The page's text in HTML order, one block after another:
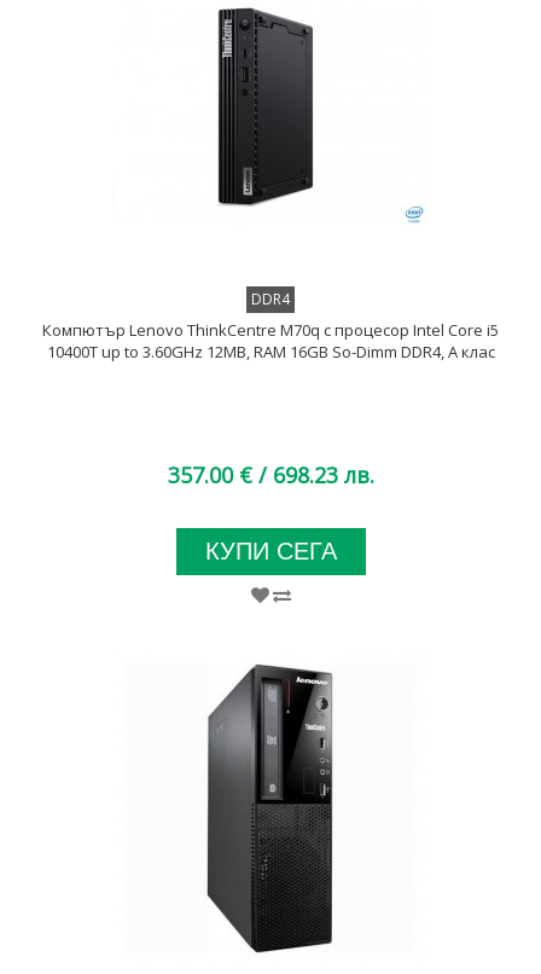
DDR4
Компютър Lenovo ThinkCentre M70q с процесор Intel Core i5
10400T up to 3.60GHz 12MB, RAM 16GB So-Dimm DDR4, A клас
357.00 € / 698.23 лв.
КУПИ СЕГА